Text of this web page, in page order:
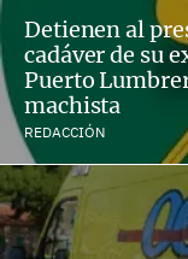
Detienen al
cadáver de su
Puerto
machista
REDACCIÓN